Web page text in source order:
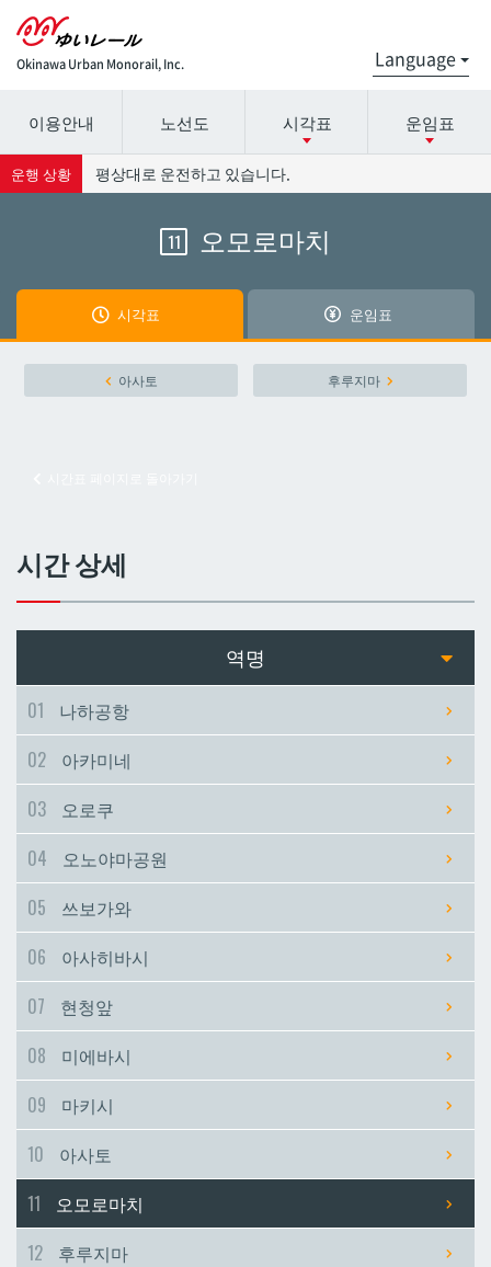
Okinawa Urban Monorail, Inc.
시간표 세부 정보의 방송국 이름을 선택하십시오.
나하공항
아사토
시립병원앞
이시미네
요금표에 대한 자세한 내용은 역 이름을 선택하십시오.
나하공항
아사토
시립병원앞
이시미네
이용안내 노선도 시각표 운임표
운행 상황 평상대로 운전하고 있습니다.
11 오모로마치
시각표 운임표
아사토 후루지마
시간 상세
역명
01
나하공항
02
아카미네
03
오로쿠
04
오노야마공원
05
쓰보가와
06
아사히바시
07
현청앞
08
미에바시
09
마키시
10
아사토
11
오모로마치
12
후루지마